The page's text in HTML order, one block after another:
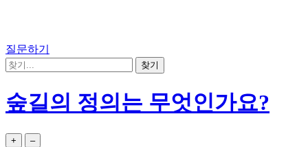
질문하기
숲길의 정의는 무엇인가요?